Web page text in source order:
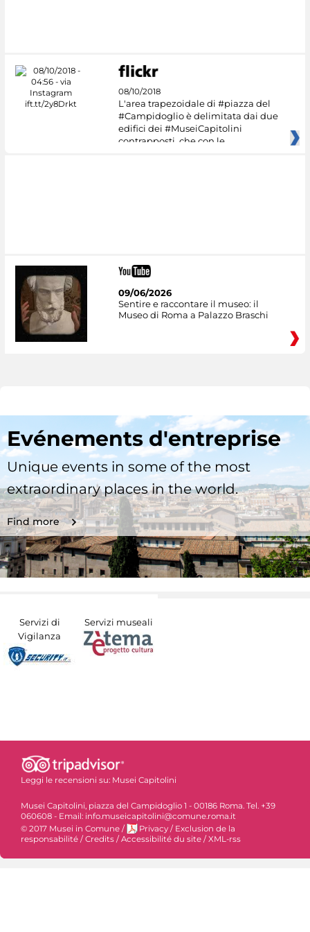
08/10/2018
L'area trapezoidale di #piazza del
#Campidoglio è delimitata dai due
edifici dei #MuseiCapitolini
contrapposti, che con le
09/06/2026
Sentire e raccontare il museo: il
Museo di Roma a Palazzo Braschi
Evénements d'entreprise
Unique events in some of the most
extraordinary places in the world.
Find more
Servizi di
Vigilanza
Servizi museali
Leggi le recensioni su: Musei Capitolini
Musei Capitolini, piazza del Campidoglio 1 - 00186 Roma. Tel. +39
060608 - Email: info.museicapitolini@comune.roma.it
© 2017 Musei in Comune / Privacy / Exclusion de la
responsabilité /Credits /Accessibilité du site /XML-rss